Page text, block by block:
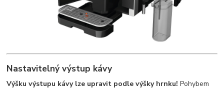
Nastavitelný výstup kávy
Výšku výstupu kávy lze upravit podle výšky hrnku! Pohybem